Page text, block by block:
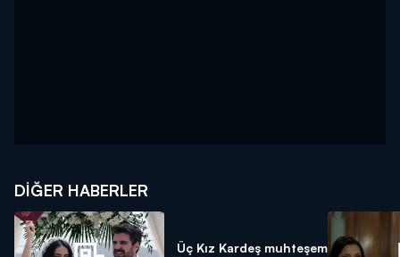
DIĞER HABERLER
Üç Kız Kardeş muhteşem